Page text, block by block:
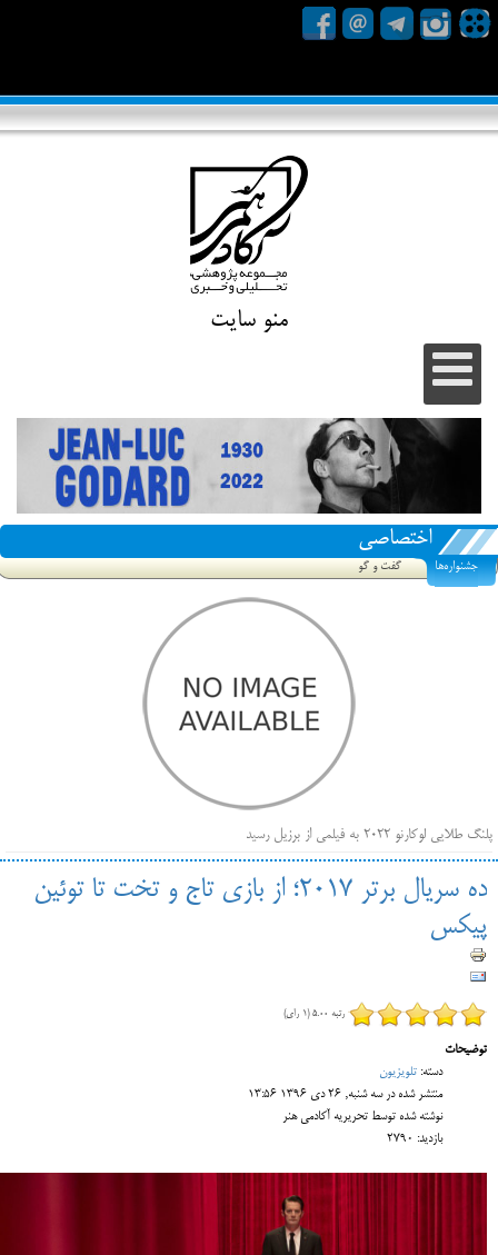
منو سایت
اختصاصی
جشنواره‌ها گفت و گو
پلنگ طلایی لوکارنو ۲۰۲۲ به فیلمی از برزیل رسید
فهرست فیلم‌های بخش مسابقه جشنواره فیلم ونیز ۲۰۲۲ مشخص شد، سهم پررنگ ایرانی‌ها
بیرون راندن فیلم‌های منتسب به حامیان کرملین از جشنواره کن، راه برای مستقل‌ها باز است
ده سریال برتر ۲۰۱۷؛ از بازی تاج و تخت تا توئین
پیکس
رتبه 5.00 (1 رای)
توضیحات
دسته: تلویزیون
منتشر شده در سه شنبه, 26 دی 1396 13:56
نوشته شده توسط تحریریه آکادمی هنر
بازدید: 2790